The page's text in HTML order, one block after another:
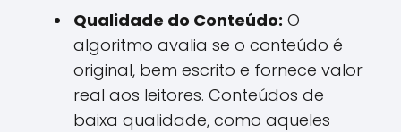
Qualidade do Conteúdo: O
algoritmo avalia se o conteúdo é
original, bem escrito e fornece valor
real aos leitores. Conteúdos de
baixa qualidade, como aqueles